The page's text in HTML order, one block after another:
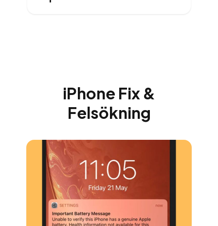
iPhone Fix &
Felsökning